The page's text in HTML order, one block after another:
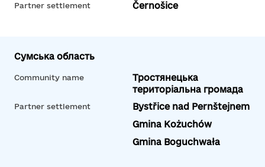
Partner settlement Černošice
Сумська область
Community name
Тростянецька
територіальна громада
Partner settlement
Bystřice nad Pernštejnem
Gmina Kożuchów
Gmina Boguchwała